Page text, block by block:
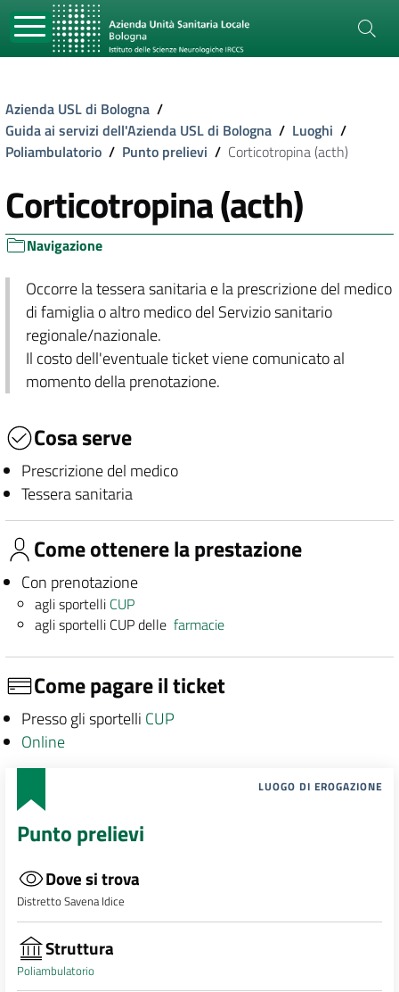
Azienda USL di Bologna /
Guida ai servizi dell'Azienda USL di Bologna / Luoghi /
Poliambulatorio / Punto prelievi / Corticotropina (acth)
Corticotropina (acth)
Navigazione
Occorre la tessera sanitaria e la prescrizione del medico
di famiglia o altro medico del Servizio sanitario
regionale/nazionale.
Il costo dell'eventuale ticket viene comunicato al
momento della prenotazione.
Cosa serve
Prescrizione del medico
Tessera sanitaria
Come ottenere la prestazione
Con prenotazione
agli sportelli CUP
agli sportelli CUP dellefarmacie
Come pagare il ticket
Presso gli sportelli CUP
Online
LUOGO DI EROGAZIONE
Punto prelievi
Dove si trova
Distretto Savena Idice
Struttura
Poliambulatorio